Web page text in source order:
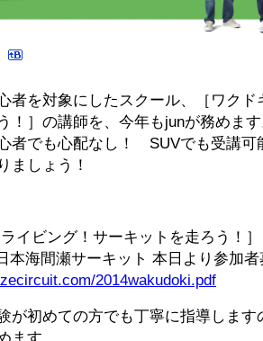
者を対象にしたスクール、［ワク
！］の講師を、今年もjunが務めま
者でも心配なし！ SUVでも受講
ましょう！
イビング！サーキットを走ろう！］
本海間瀬サーキット 本日より参加
2014wakudoki.pdf
が初めての方でも丁寧に指導しま
ます。